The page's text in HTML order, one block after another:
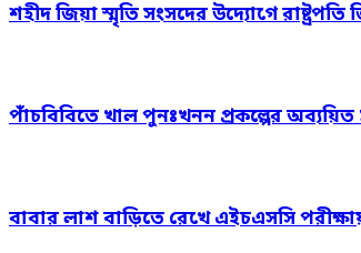
শহীদ জিয়া স্মৃতি সংসদের উদ্যোগে
পাঁচবিবিতে খাল পুনঃখনন প্রকল্পের
বাবার লাশ বাড়িতে রেখে এইচএসসি